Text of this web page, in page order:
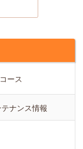
ース
テナンス情報